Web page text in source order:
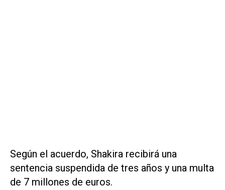
Según el acuerdo, Shakira recibirá una
sentencia suspendida de tres años y una multa
de 7 millones de euros.